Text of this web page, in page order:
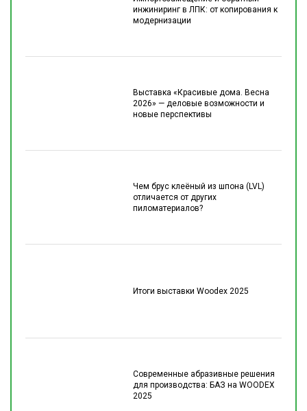
инжиниринг в ЛПК: от копирования к
модернизации
Выставка «Красивые дома. Весна
2026» — деловые возможности и
новые перспективы
Чем брус клеёный из шпона (LVL)
отличается от других
пиломатериалов?
Итоги выставки Woodex 2025
Современные абразивные решения
для производства: БАЗ на WOODEX
2025